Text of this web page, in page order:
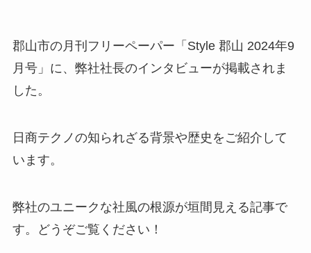
郡山市の月刊フリーペーパー「Style 郡山 2024年9
月号」に、弊社社長のインタビューが掲載されま
した。
日商テクノの知られざる背景や歴史をご紹介して
います。
弊社のユニークな社風の根源が垣間見える記事で
す。どうぞご覧ください！